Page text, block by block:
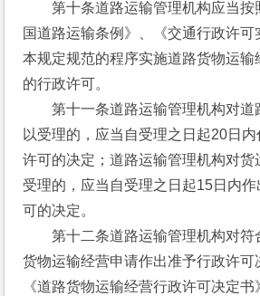
第十条道路运输管理机构应当按
国道路运输条例》、《交通行政许可
本规定规范的程序实施道路货物运输
的行政许可。
第十一条道路运输管理机构对道
以受理的，应当自受理之日起20日
许可的决定；道路运输管理机构对货
受理的，应当自受理之日起15日内
可的决定。
第十二条道路运输管理机构对符
货物运输经营申请作出准予行政许可
《道路货物运输经营行政许可决定